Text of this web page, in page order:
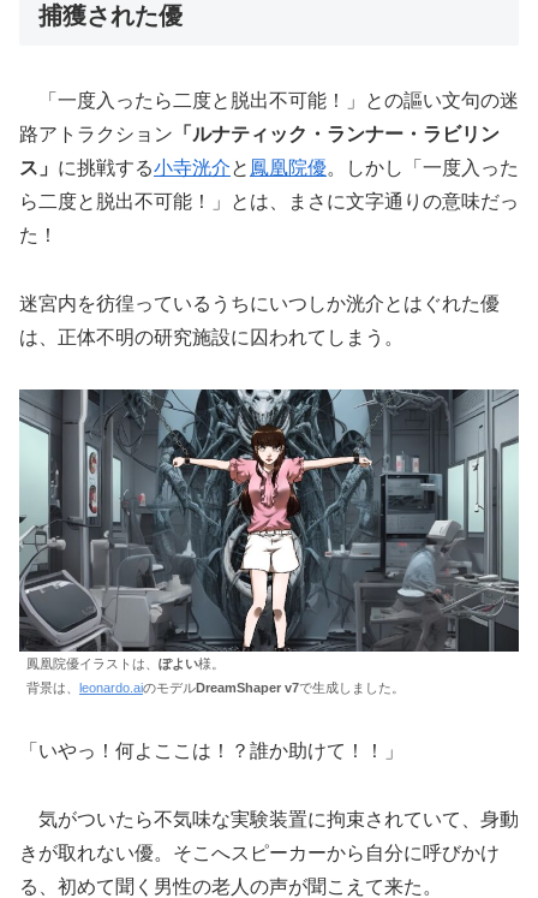
捕獲された優
「一度入ったら二度と脱出不可能！」との謳い文句の迷
路アトラクション 「ルナティック・ランナー・ラビリン
ス」 に挑戦する小寺洸介と 鳳凰院優。しかし「一度入った
ら二度と脱出不可能！」とは、まさに文字通りの意味だっ
た！
迷宮内を彷徨っているうちにいつしか洸介とはぐれた優
は、正体不明の研究施設に囚われてしまう。
鳳凰院優イラストは、 ぽよい様。
背景は、 leonardo.aiのモデルDreamShaper v7で生成しました。
「いやっ！何よここは！？誰か助けて！！」
気がついたら不気味な実験装置に拘束されていて、身動
きが取れない優。そこへスピーカーから自分に呼びかけ
る、初めて聞く男性の老人の声が聞こえて来た。